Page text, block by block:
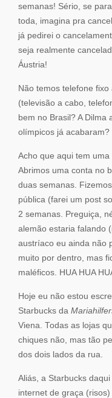
semanas! Sério, se
toda, imagina pra
já pedirei o
seja realmente
Áustria!
Não temos telefone
(televisão a cabo,
bem no Brasil? A Dilma
olímpicos já acabaram?
Acho que aqui tem uma
Abrimos uma conta no
duas semanas.
pública (farei um post
2 semanas. Preguiça,
alemão estaria falando
austríaco eu ainda não
muito por dentro, mas
maléficos. HUA HUA
Hoje eu não estou
Starbucks da
Viena. Todas as lojas
chiques não, mas tão
dos dois lados da rua.
Aliás, a Starbucks
internet de graça